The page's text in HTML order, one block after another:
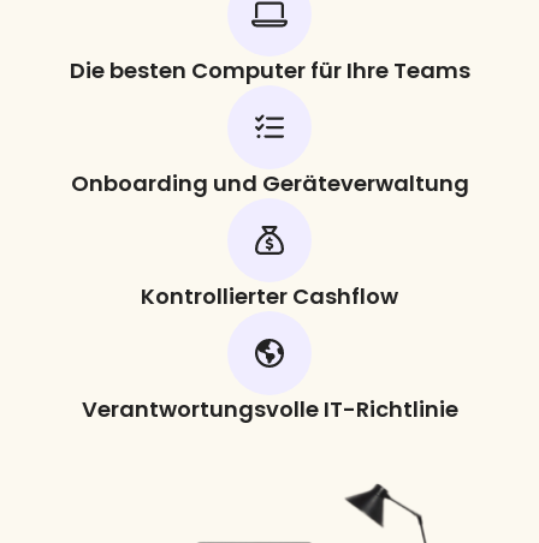
Die besten Computer für Ihre Teams
Onboarding und Geräteverwaltung
Kontrollierter Cashflow
Verantwortungsvolle IT-Richtlinie